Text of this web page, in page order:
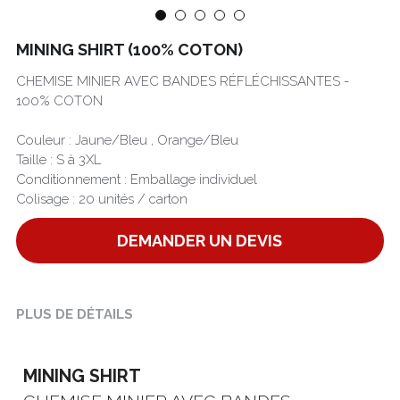
MINING SHIRT (100% COTON)
CHEMISE MINIER AVEC BANDES RÉFLÉCHISSANTES -
100% COTON
Couleur : Jaune/Bleu , Orange/Bleu
Taille : S à 3XL
Conditionnement : Emballage individuel
Colisage : 20 unités / carton
DEMANDER UN DEVIS
PLUS DE DÉTAILS
MINING SHIRT